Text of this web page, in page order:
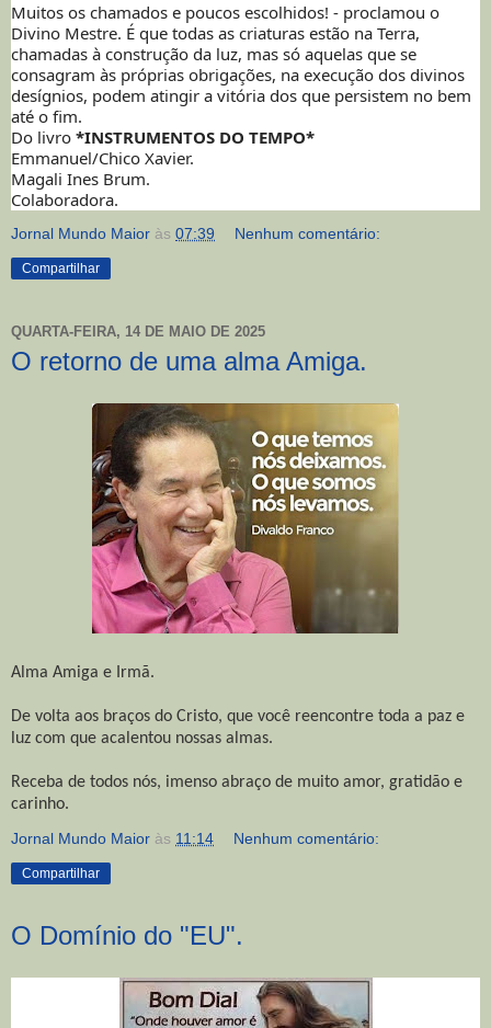
Muitos os chamados e poucos escolhidos! - proclamou o
Divino Mestre. É que todas as criaturas estão na Terra,
chamadas à construção da luz, mas só aquelas que se
consagram às próprias obrigações, na execução dos divinos
desígnios, podem atingir a vitória dos que persistem no bem
até o fim.
Do livro *INSTRUMENTOS DO TEMPO*
Emmanuel/Chico Xavier.
Magali Ines Brum.
Colaboradora.
Jornal Mundo Maior às 07:39 Nenhum comentário:
Compartilhar
QUARTA-FEIRA, 14 DE MAIO DE 2025
O retorno de uma alma Amiga.
Alma Amiga e Irmã.
De volta aos braços do Cristo, que você reencontre toda a paz e
luz com que acalentou nossas almas.
Receba de todos nós, imenso abraço de muito amor, gratidão e
carinho.
Jornal Mundo Maior às 11:14 Nenhum comentário:
Compartilhar
O Domínio do "EU".